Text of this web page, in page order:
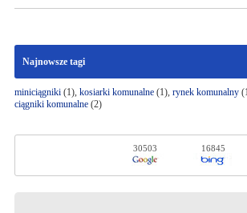
Najnowsze tagi
miniciągniki(1), kosiarki komunalne(1), rynek komunalny
ciągniki komunalne(2)
30503 16845